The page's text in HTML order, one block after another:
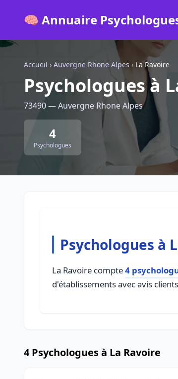
🧠 Annuaire
Accueil › Auvergne Rhone Alpes › La Ravoire
Psychologues à
73490 — Auvergne Rhone Alpes
4
Psychologues
Psychologues à
La Ravoire compte4
d'établissements avec avis
4 Psychologues à La Ravoire